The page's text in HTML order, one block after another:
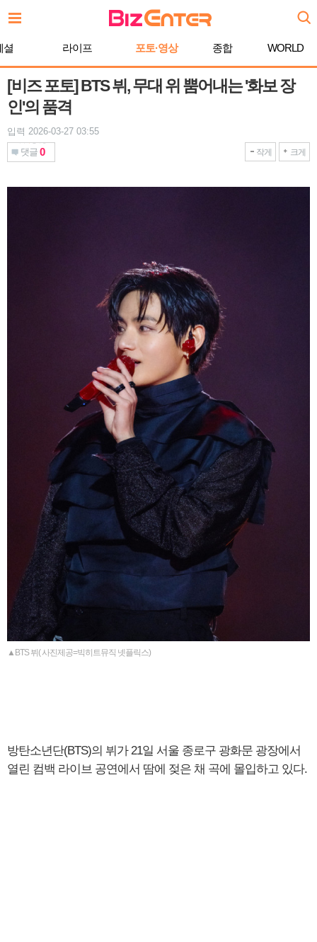
문
로
기
셜 라이프 포토·영상 종합 WORLD
[비즈 포토] BTS 뷔, 무대 위 뿜어내는 '화보 장
인'의 품격
입력 2026-03-27 03:55
댓글 0 작게 크게
▲BTS 뷔( 사진제공=빅히트뮤직 넷플릭스)
방탄소년단(BTS)의 뷔가 21일 서울 종로구 광화문 광장에서
열린 컴백 라이브 공연에서 땀에 젖은 채 곡에 몰입하고 있다.